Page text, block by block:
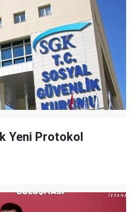
Yeni Protokol